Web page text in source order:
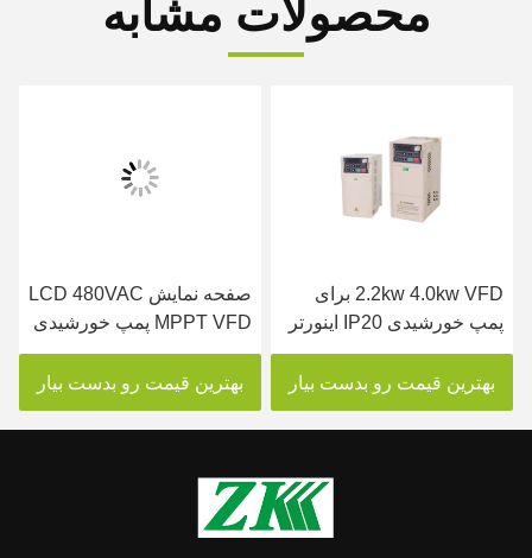
محصولات مشابه
2.2kw 4.0kw VFD برای
پمپ خورشیدی IP20 اینورتر
پمپ خورشیدی سه فاز
بهترین قیمت رو بدست بیار
صفحه نمایش LCD 480VAC
MPPT VFD پمپ خورشیدی
اینورتر GPRS کنترل از راه
دور
بهترین قیمت رو بدست بیار